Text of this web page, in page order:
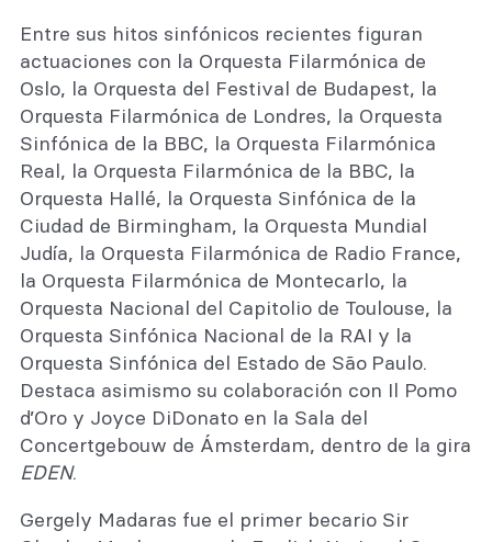
Entre sus hitos sinfónicos recientes figuran
actuaciones con la Orquesta Filarmónica de
Oslo, la Orquesta del Festival de Budapest, la
Orquesta Filarmónica de Londres, la Orquesta
Sinfónica de la BBC, la Orquesta Filarmónica
Real, la Orquesta Filarmónica de la BBC, la
Orquesta Hallé, la Orquesta Sinfónica de la
Ciudad de Birmingham, la Orquesta Mundial
Judía, la Orquesta Filarmónica de Radio France,
la Orquesta Filarmónica de Montecarlo, la
Orquesta Nacional del Capitolio de Toulouse, la
Orquesta Sinfónica Nacional de la RAI y la
Orquesta Sinfónica del Estado de São Paulo.
Destaca asimismo su colaboración con Il Pomo
d’Oro y Joyce DiDonato en la Sala del
Concertgebouw de Ámsterdam, dentro de la gira
EDEN.
Gergely Madaras fue el primer becario Sir